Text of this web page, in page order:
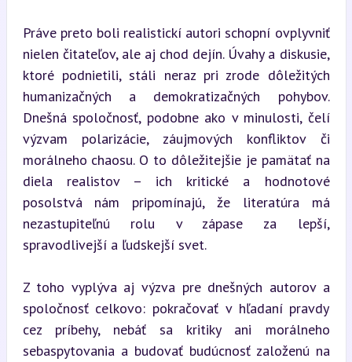
Práve preto boli realistickí autori schopní ovplyvniť
nielen čitateľov, ale aj chod dejín. Úvahy a diskusie,
ktoré podnietili, stáli neraz pri zrode dôležitých
humanizačných a demokratizačných pohybov.
Dnešná spoločnosť, podobne ako v minulosti, čelí
výzvam polarizácie, záujmových konfliktov či
morálneho chaosu. O to dôležitejšie je pamätať na
diela realistov – ich kritické a hodnotové
posolstvá nám pripomínajú, že literatúra má
nezastupiteľnú rolu v zápase za lepší,
spravodlivejší a ľudskejší svet.
Z toho vyplýva aj výzva pre dnešných autorov a
spoločnosť celkovo: pokračovať v hľadaní pravdy
cez príbehy, nebáť sa kritiky ani morálneho
sebaspytovania a budovať budúcnosť založenú na